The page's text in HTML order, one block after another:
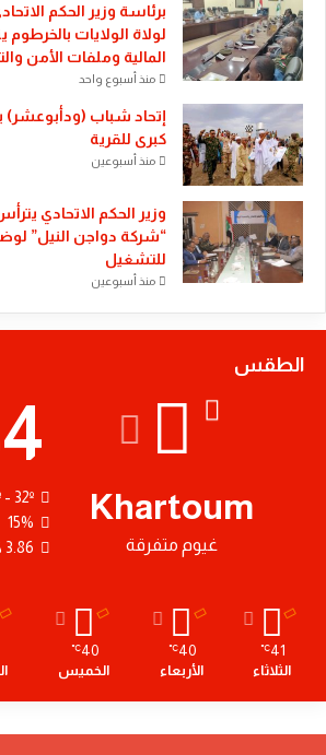
​برئاسة وزير الحكم
لولاة الولايات بالخرطوم
المالية وملفات الأمن
منذ أسبوع واحد
إتحاد شباب
كبرى للقرية
منذ أسبوعين
وزير الحكم الاتحادي
“شركة دواجن النيل”
للتشغيل
منذ أسبوعين
الطقس
Khartoum
غيوم متفرقة
15%
3.86 كيلومتر/ساعة
41
℃
الثلاثاء
40
℃
الأربعاء
40
℃
الخميس